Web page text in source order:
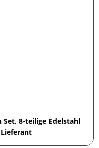
8-teilige Edelstahl